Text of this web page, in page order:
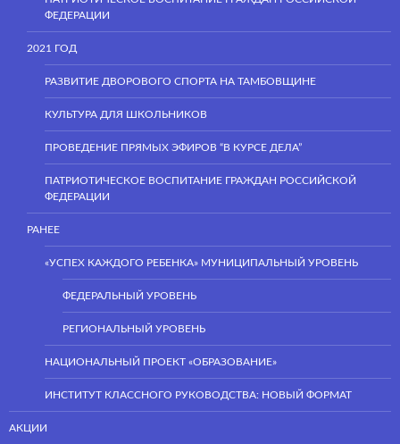
ФЕДЕРАЦИИ
2021 ГОД
РАЗВИТИЕ ДВОРОВОГО СПОРТА НА ТАМБОВЩИНЕ
КУЛЬТУРА ДЛЯ ШКОЛЬНИКОВ
ПРОВЕДЕНИЕ ПРЯМЫХ ЭФИРОВ “В КУРСЕ ДЕЛА”
ПАТРИОТИЧЕСКОЕ ВОСПИТАНИЕ ГРАЖДАН РОССИЙСКОЙ
ФЕДЕРАЦИИ
РАНЕЕ
«УСПЕХ КАЖДОГО РЕБЕНКА» МУНИЦИПАЛЬНЫЙ УРОВЕНЬ
ФЕДЕРАЛЬНЫЙ УРОВЕНЬ
РЕГИОНАЛЬНЫЙ УРОВЕНЬ
НАЦИОНАЛЬНЫЙ ПРОЕКТ «ОБРАЗОВАНИЕ»
ИНСТИТУТ КЛАССНОГО РУКОВОДСТВА: НОВЫЙ ФОРМАТ
АКЦИИ